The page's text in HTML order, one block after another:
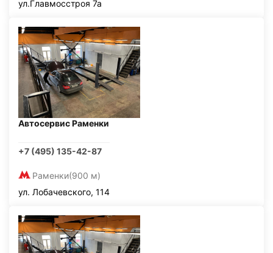
ул.Главмосстроя 7а
Автосервис Раменки
+7 (495) 135-42-87
Раменки(900 м)
ул. Лобачевского, 114